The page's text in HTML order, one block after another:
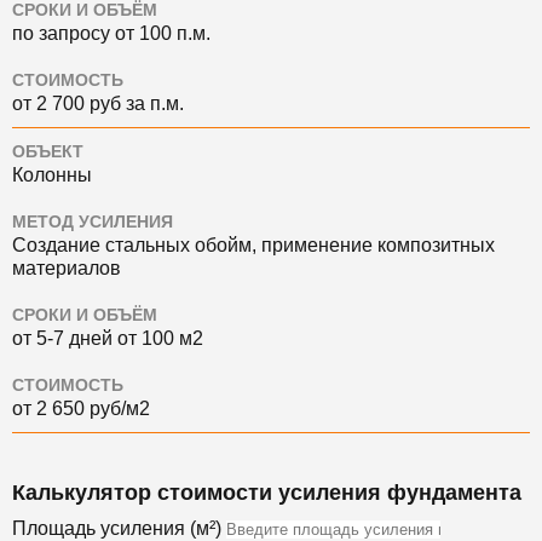
СРОКИ И ОБЪЁМ
по запросу от 100 п.м.
СТОИМОСТЬ
от 2 700 руб за п.м.
ОБЪЕКТ
Колонны
МЕТОД УСИЛЕНИЯ
Создание стальных обойм, применение композитных
материалов
СРОКИ И ОБЪЁМ
от 5-7 дней от 100 м2
СТОИМОСТЬ
от 2 650 руб/м2
Калькулятор стоимости усиления фундамента
Площадь усиления (м²)